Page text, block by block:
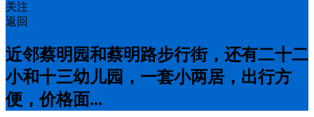
关注
返回
近邻蔡明园和蔡明路步行街，还有二十二
小和十三幼儿园，一套小两居，出行方
便，价格面...